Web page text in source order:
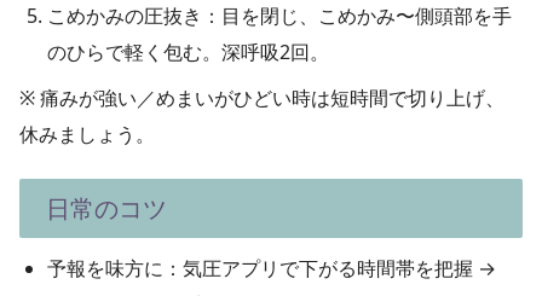
こめかみの圧抜き： 目を閉じ、こめかみ〜側頭部を手
のひらで軽く包む。深呼吸2回。
※ 痛みが強い／めまいがひどい時は短時間で切り上げ、
休みましょう。
日常のコツ
予報を味方に：気圧アプリで下がる時間帯を把握 →